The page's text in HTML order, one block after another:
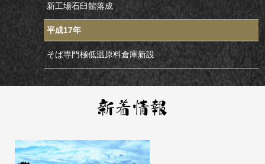
新工場石臼館落成
平成17年
そば専門極低温原料倉庫新設